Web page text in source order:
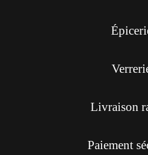
Livraison
Paiement